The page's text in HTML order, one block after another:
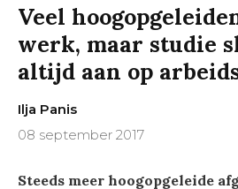
Veel
werk, maar studie
altijd aan op
Ilja Panis
08 september 2017
Steeds meer hoogopgeleide